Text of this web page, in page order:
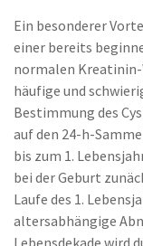
Ein besonderer
einer bereits
normalen
häufige und
Bestimmung des
auf den 24-h-
bis zum 1.
bei der Geburt
Laufe des 1.
altersabhängige
Lebensdekade wird